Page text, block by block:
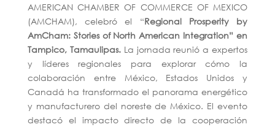
AMERICAN CHAMBER OF COMMERCE OF MEXICO
(AMCHAM), celebró el “Regional Prosperity by
AmCham: Stories of North American Integration” en
Tampico, Tamaulipas.La jornada reunió a expertos
y líderes regionales para explorar cómo la
colaboración entre México, Estados Unidos y
Canadá ha transformado el panorama energético
y manufacturero del noreste de México. El evento
destacó el impacto directo de la cooperación